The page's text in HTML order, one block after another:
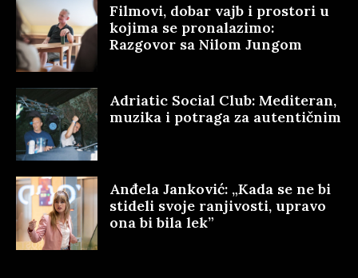
Filmovi, dobar vajb i prostori u
kojima se pronalazimo:
Razgovor sa Nilom Jungom
Adriatic Social Club: Mediteran,
muzika i potraga za autentičnim
Anđela Janković: „Kada se ne bi
stideli svoje ranjivosti, upravo
ona bi bila lek”